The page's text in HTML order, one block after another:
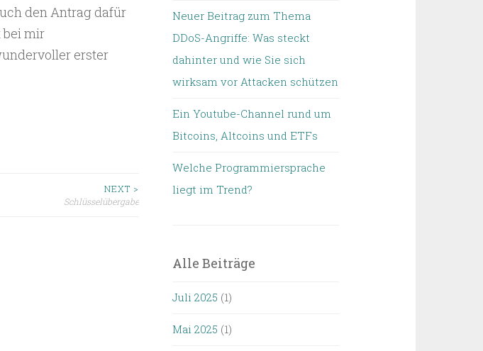
den Antrag dafür
bei mir
erster
NEXT >
Schlüsselübergabe
Neuer Beitrag zum Thema
DDoS-Angriffe: Was steckt
dahinter und wie Sie sich
wirksam vor Attacken schützen
Ein Youtube-Channel rund um
Bitcoins, Altcoins und ETFs
Welche Programmiersprache
liegt im Trend?
Alle Beiträge
Juli 2025 (1)
Mai 2025 (1)